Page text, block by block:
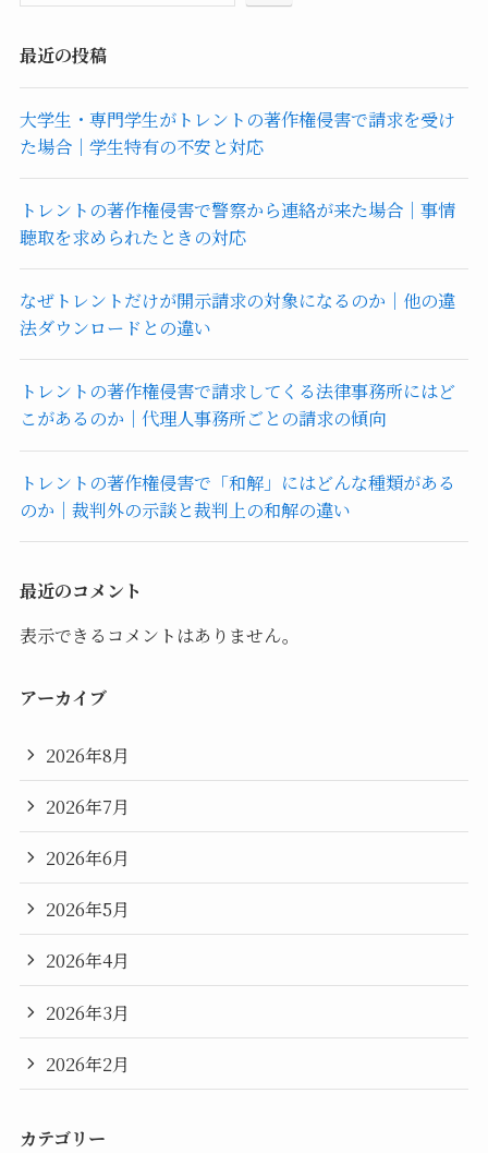
最近の投稿
大学生・専門学生がトレントの著作権侵害で請求を受け
た場合｜学生特有の不安と対応
トレントの著作権侵害で警察から連絡が来た場合｜事情
聴取を求められたときの対応
なぜトレントだけが開示請求の対象になるのか｜他の違
法ダウンロードとの違い
トレントの著作権侵害で請求してくる法律事務所にはど
こがあるのか｜代理人事務所ごとの請求の傾向
トレントの著作権侵害で「和解」にはどんな種類がある
のか｜裁判外の示談と裁判上の和解の違い
最近のコメント
表示できるコメントはありません。
アーカイブ
2026年8月
2026年7月
2026年6月
2026年5月
2026年4月
2026年3月
2026年2月
カテゴリー